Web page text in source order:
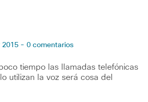
2015 - 0 comentarios
tiempo las llamadas telefónicas
utilizan la voz será cosa del